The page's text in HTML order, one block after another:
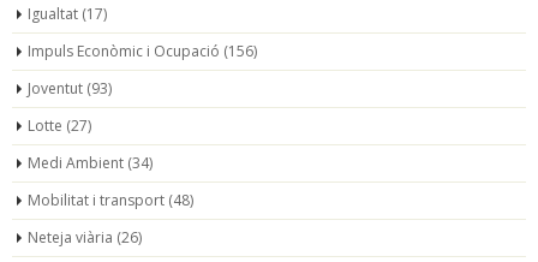
Igualtat (17)
Impuls Econòmic i Ocupació (156)
Joventut (93)
Lotte (27)
Medi Ambient (34)
Mobilitat i transport (48)
Neteja viària (26)